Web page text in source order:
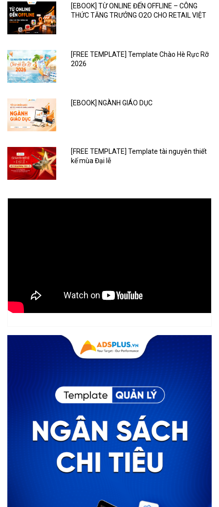
[EBOOK] TỪ ONLINE ĐẾN OFFLINE – CÔNG
THỨC TĂNG TRƯỞNG O2O CHO RETAIL VIỆT
[FREE TEMPLATE] Template Chào Hè Rực Rỡ
2026
[EBOOK] NGÀNH GIÁO DỤC
[FREE TEMPLATE] Template tài nguyên thiết
kế mùa Đại lễ